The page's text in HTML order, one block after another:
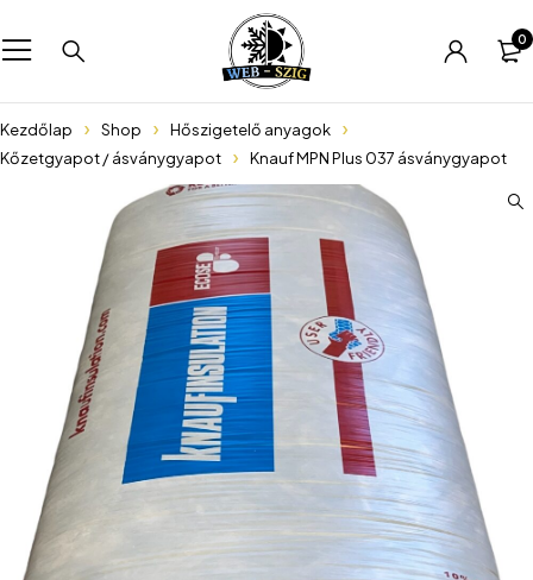
0
Kezdőlap Shop
Hőszigetelő anyagok
Kőzetgyapot / ásványgyapot
Knauf MPN Plus 037 ásványgyapot